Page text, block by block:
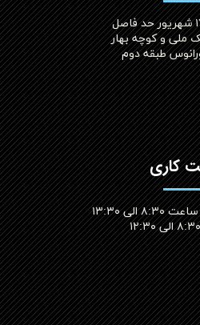
سمنان بلوار ۱۷ شهریور حد فاصل
ملی و کوچه بهار
طبقه دوم
کاری
الی ۱۳:۳۰